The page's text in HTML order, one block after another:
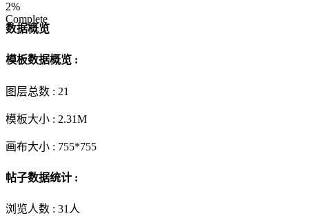
2%
Complete
数据概览
模板数据概览 :
图层总数 : 21
模板大小 : 2.31M
画布大小 : 755*755
帖子数据统计 :
浏览人数 : 31人